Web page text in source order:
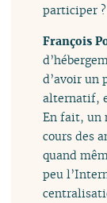
participer ?
François
d’avoir un
alternatif,
En fait, un
cours des
quand
peu